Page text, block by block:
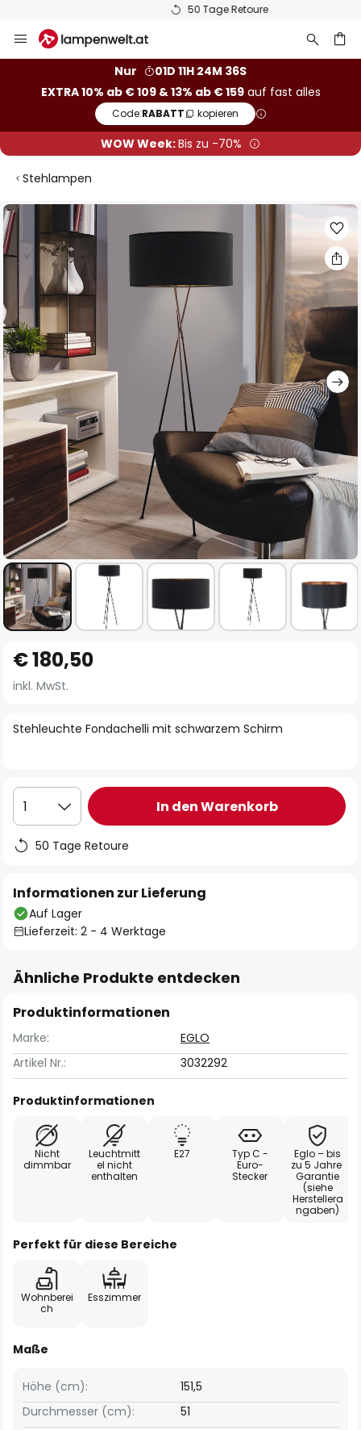
50 Tage Retoure
Inhalt
Nur
01D 11H 24M 36S
EXTRA 10% ab € 109 & 13% ab € 159auf fast alles
Code:RABATT kopieren
WOW Week:Bis zu -70%
Stehlampen
Zum
Ende
der
Bildgalerie
springen
Anfang
der
springen
Stehleuchte Fondachelli mit schwarzem Schirm
€ 180,50
inkl. MwSt.
1 In den Warenkorb
50 Tage Retoure
Informationen zur Lieferung
Auf Lager
Lieferzeit: 2 - 4 Werktage
Ähnliche Produkte entdecken
Produktinformationen
Marke:
EGLO
Artikel Nr.:
3032292
Produktinformationen
Nicht
dimmbar
Leuchtmitt
el nicht
enthalten
E27
Typ C -
Euro-
Stecker
Eglo – bis
zu 5 Jahre
Garantie
(siehe
Herstellera
ngaben)
Perfekt für diese Bereiche
Wohnberei
ch
Esszimmer
Maße
Höhe (cm):
151,5
Durchmesser (cm):
51